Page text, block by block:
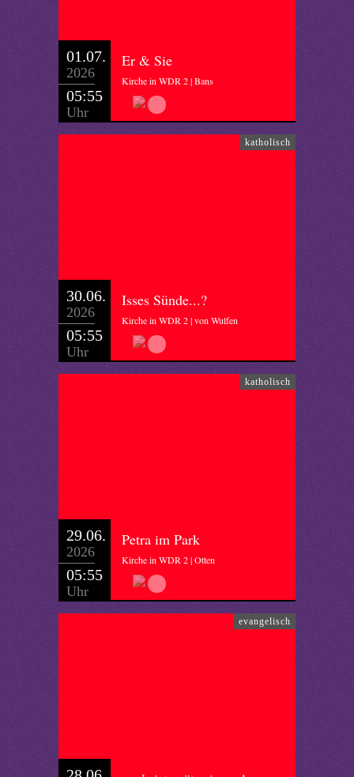
01.07.
2026
05:55
Uhr
Er & Sie
Kirche in WDR 2 | Bans
katholisch
30.06.
2026
05:55
Uhr
Isses Sünde...?
Kirche in WDR 2 | von Wulfen
katholisch
29.06.
2026
05:55
Uhr
Petra im Park
Kirche in WDR 2 | Otten
evangelisch